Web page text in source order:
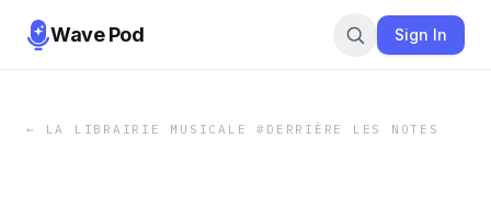
Wave Pod Sign In
← LA LIBRAIRIE MUSICALE #DERRIÈRE LES NOTES